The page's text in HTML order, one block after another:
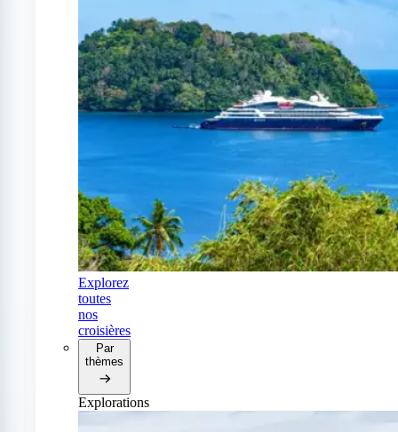
Explorez
toutes
nos
croisières
Par
thèmes
Explorations